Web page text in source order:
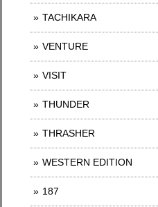
TACHIKARA
VENTURE
VISIT
THUNDER
THRASHER
WESTERN EDITION
187